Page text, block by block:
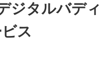
ジタルバデ
ス